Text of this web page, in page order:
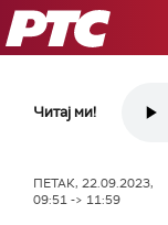
РТС
Читај ми!
ПЕТАК, 22.09.2023,
09:51 -> 11:59